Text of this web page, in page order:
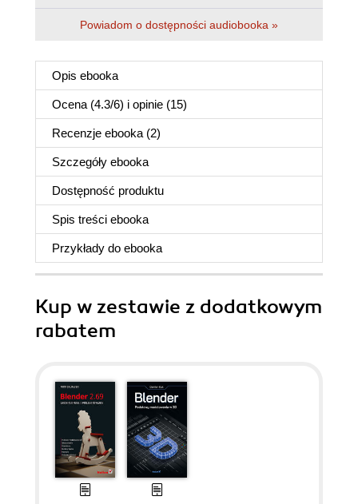
Powiadom o dostępności audiobooka »
Opis ebooka
Ocena (4.3/6) i opinie (15)
Recenzje ebooka (2)
Szczegóły ebooka
Dostępność produktu
Spis treści ebooka
Przykłady do ebooka
Kup w zestawie z dodatkowym
rabatem